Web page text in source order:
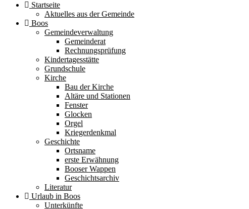
Startseite
Aktuelles aus der Gemeinde
Boos
Gemeindeverwaltung
Gemeinderat
Rechnungsprüfung
Kindertagesstätte
Grundschule
Kirche
Bau der Kirche
Altäre und Stationen
Fenster
Glocken
Orgel
Kriegerdenkmal
Geschichte
Ortsname
erste Erwähnung
Booser Wappen
Geschichtsarchiv
Literatur
Urlaub in Boos
Unterkünfte